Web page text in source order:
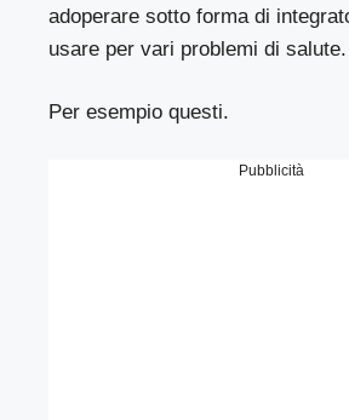
adoperare sotto forma di
usare per vari problemi di salute.
Per esempio questi.
Pubblicità